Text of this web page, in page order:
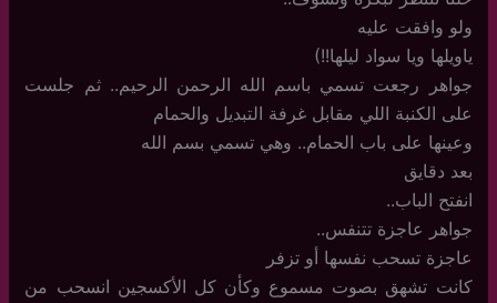
ولو وافقت عليه
ياويلها ويا سواد ليلها!!)
جواهر رجعت تسمي باسم الله الرحمن الرحيم.. ثم جلست
على الكنبة اللي مقابل غرفة التبديل والحمام
وعينها على باب الحمام.. وهي تسمي بسم الله
بعد دقايق
انفتح الباب..
جواهر عاجزة تتنفس..
عاجزة تسحب نفسها أو تزفر
كانت تشهق بصوت مسموع وكأن كل الأكسجين انسحب من